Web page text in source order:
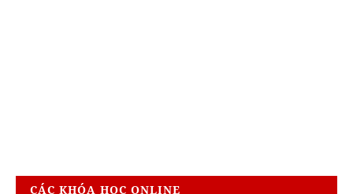
CÁC KHÓA HỌC ONLINE